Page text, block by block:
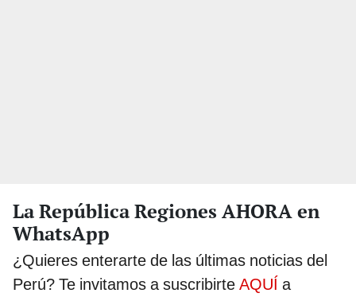
La República Regiones AHORA en
WhatsApp
¿Quieres enterarte de las últimas noticias del
Perú? Te invitamos a suscribirte AQUÍ a